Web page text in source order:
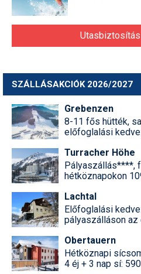
SZÁLLÁSAKCIÓK 2026/2027
Grebenzen
8-11 fős hütték,
előfoglalási
Turracher Höhe
Pályaszállás****,
hétköznapokon
Lachtal
Előfoglalási
pályaszálláson
Obertauern
Hétköznapi
4 éj + 3 nap sí: